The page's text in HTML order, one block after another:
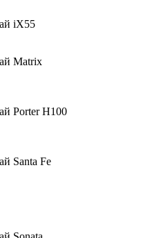
iX55
Matrix
Porter H100
Santa Fe